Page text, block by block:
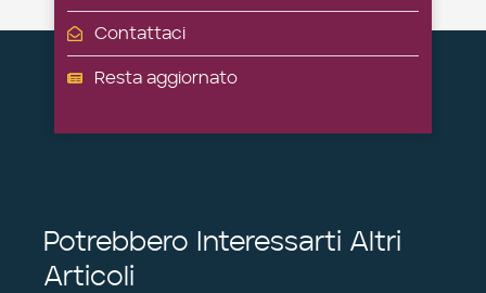
Contattaci
Resta aggiornato
Potrebbero Interessarti Altri
Articoli